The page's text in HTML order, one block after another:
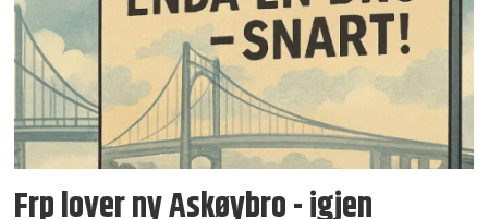
Frp lover ny Askøybro - igjen